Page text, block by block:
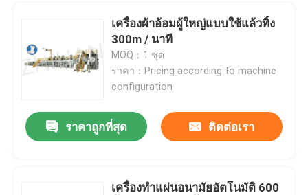
เครื่องผ้าอ้อมผู้ใหญ่แบบใช้แล้วทิ้ง
300m / นาที
MOQ：1 ชุด
ราคา：Pricing according to machine
configuration
ราคาถูกที่สุด ติดต่อเรา
เครื่องทำแผ่นอนามัยอัตโนมัติ 600